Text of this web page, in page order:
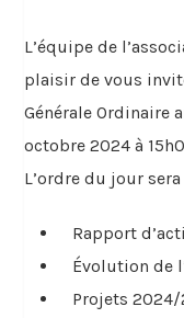
L’équipe de
plaisir de vous
Générale Ordinaire
octobre 2024 à
L’ordre du jour
Rapport
Évolution de
Projets 2024/